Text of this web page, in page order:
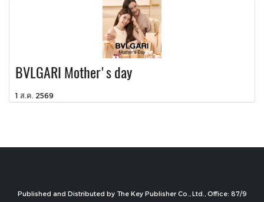
BVLGARI Mother's day
1 ส.ค. 2569
Published and Distributed by The Key Publisher Co., Ltd., Office: 87/9